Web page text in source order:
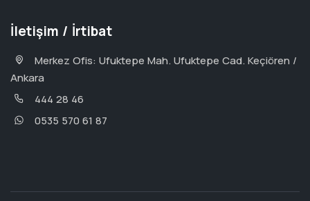
İletişim / İrtibat
Merkez Ofis: Ufuktepe Mah. Ufuktepe Cad. Keçiören /
Ankara
444 28 46
0535 570 61 87